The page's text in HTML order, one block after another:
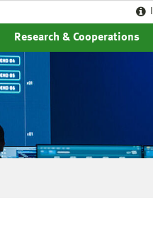
Research & Cooperations